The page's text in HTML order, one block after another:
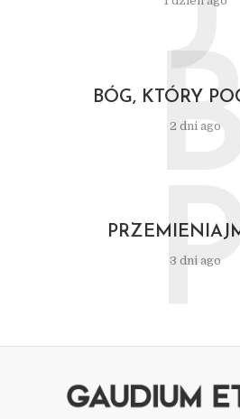
BÓG, KTÓRY
2 dni ago
3 dni ago